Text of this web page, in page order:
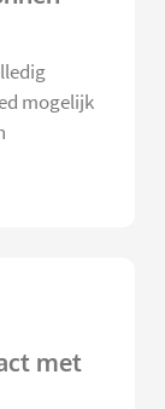
mogelijk
met